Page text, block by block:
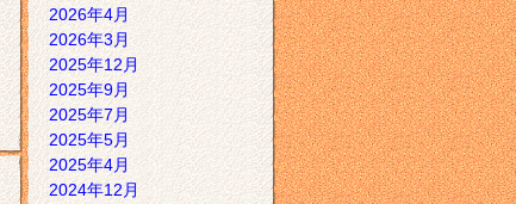
2026年4月
2026年3月
2025年12月
2025年9月
2025年7月
2025年5月
2025年4月
2024年12月